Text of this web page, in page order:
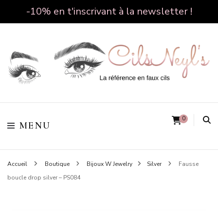
-10% en t'inscrivant à la newsletter !
Cilsneyl's
MENU
0
Accueil Boutique Bijoux W Jewelry Silver
Fausse
boucle drop silver – PS084